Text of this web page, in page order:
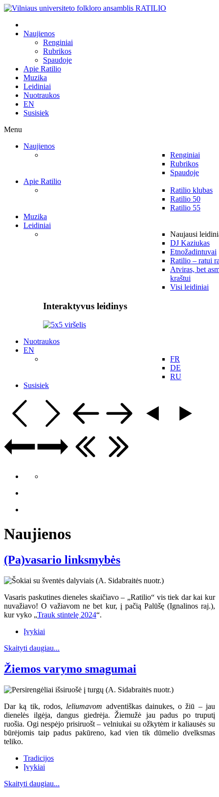
Naujienos
Renginiai
Rubrikos
Spaudoje
Apie Ratilio
Muzika
Leidiniai
Nuotraukos
EN
Susisiek
Menu
Naujienos
Renginiai
Rubrikos
Spaudoje
Apie Ratilio
Ratilio klubas
Ratilio 50
Ratilio 55
Muzika
Leidiniai
Naujausi
DJ Kaziukas
Etnožadintuvai
Ratilio – ratui
Atviras, bet
kraštui
Visi leidiniai
Interaktyvus leidinys
Nuotraukos
EN
FR
DE
RU
Susisiek
Naujienos
(Pa)vasario linksmybės
Vasaris paskutines dieneles skaičiavo – „Ratilio“ vis tiek dar kai kur
nuvažiavo! O važiavom ne bet kur, į pačią Palūšę (Ignalinos raj.),
kur vyko „Trauk stintelę 2024“.
Įvykiai
Skaityti daugiau...
Žiemos varymo smagumai
Dar ką tik, rodos, leliumavom adventiškas dainukes, o žiū – jau
dienelės ilgėja, dangus giedrėja. Žiemužė jau padus po truputį
ruošia. Ogi nespėjo prisiruošt – velniukai su ožkytėm ir kaliausės su
būrėjomis taip padus pakūreno, kad vien tik dūmelio dvelksmas
teliko.
Tradicijos
Įvykiai
Skaityti daugiau...